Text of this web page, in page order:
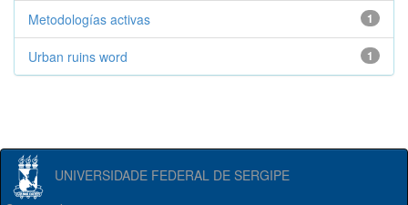
1
Metodologías activas
1
Urban ruins word
UNIVERSIDADE FEDERAL DE SERGIPE